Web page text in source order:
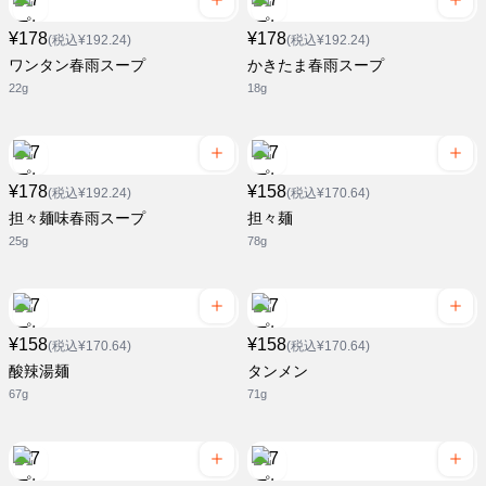
¥178(税込¥192.24)
ワンタン春雨スープ
22g
¥178(税込¥192.24)
かきたま春雨スープ
18g
¥178(税込¥192.24)
担々麺味春雨スープ
25g
¥158(税込¥170.64)
担々麺
78g
¥158(税込¥170.64)
酸辣湯麺
67g
¥158(税込¥170.64)
タンメン
71g